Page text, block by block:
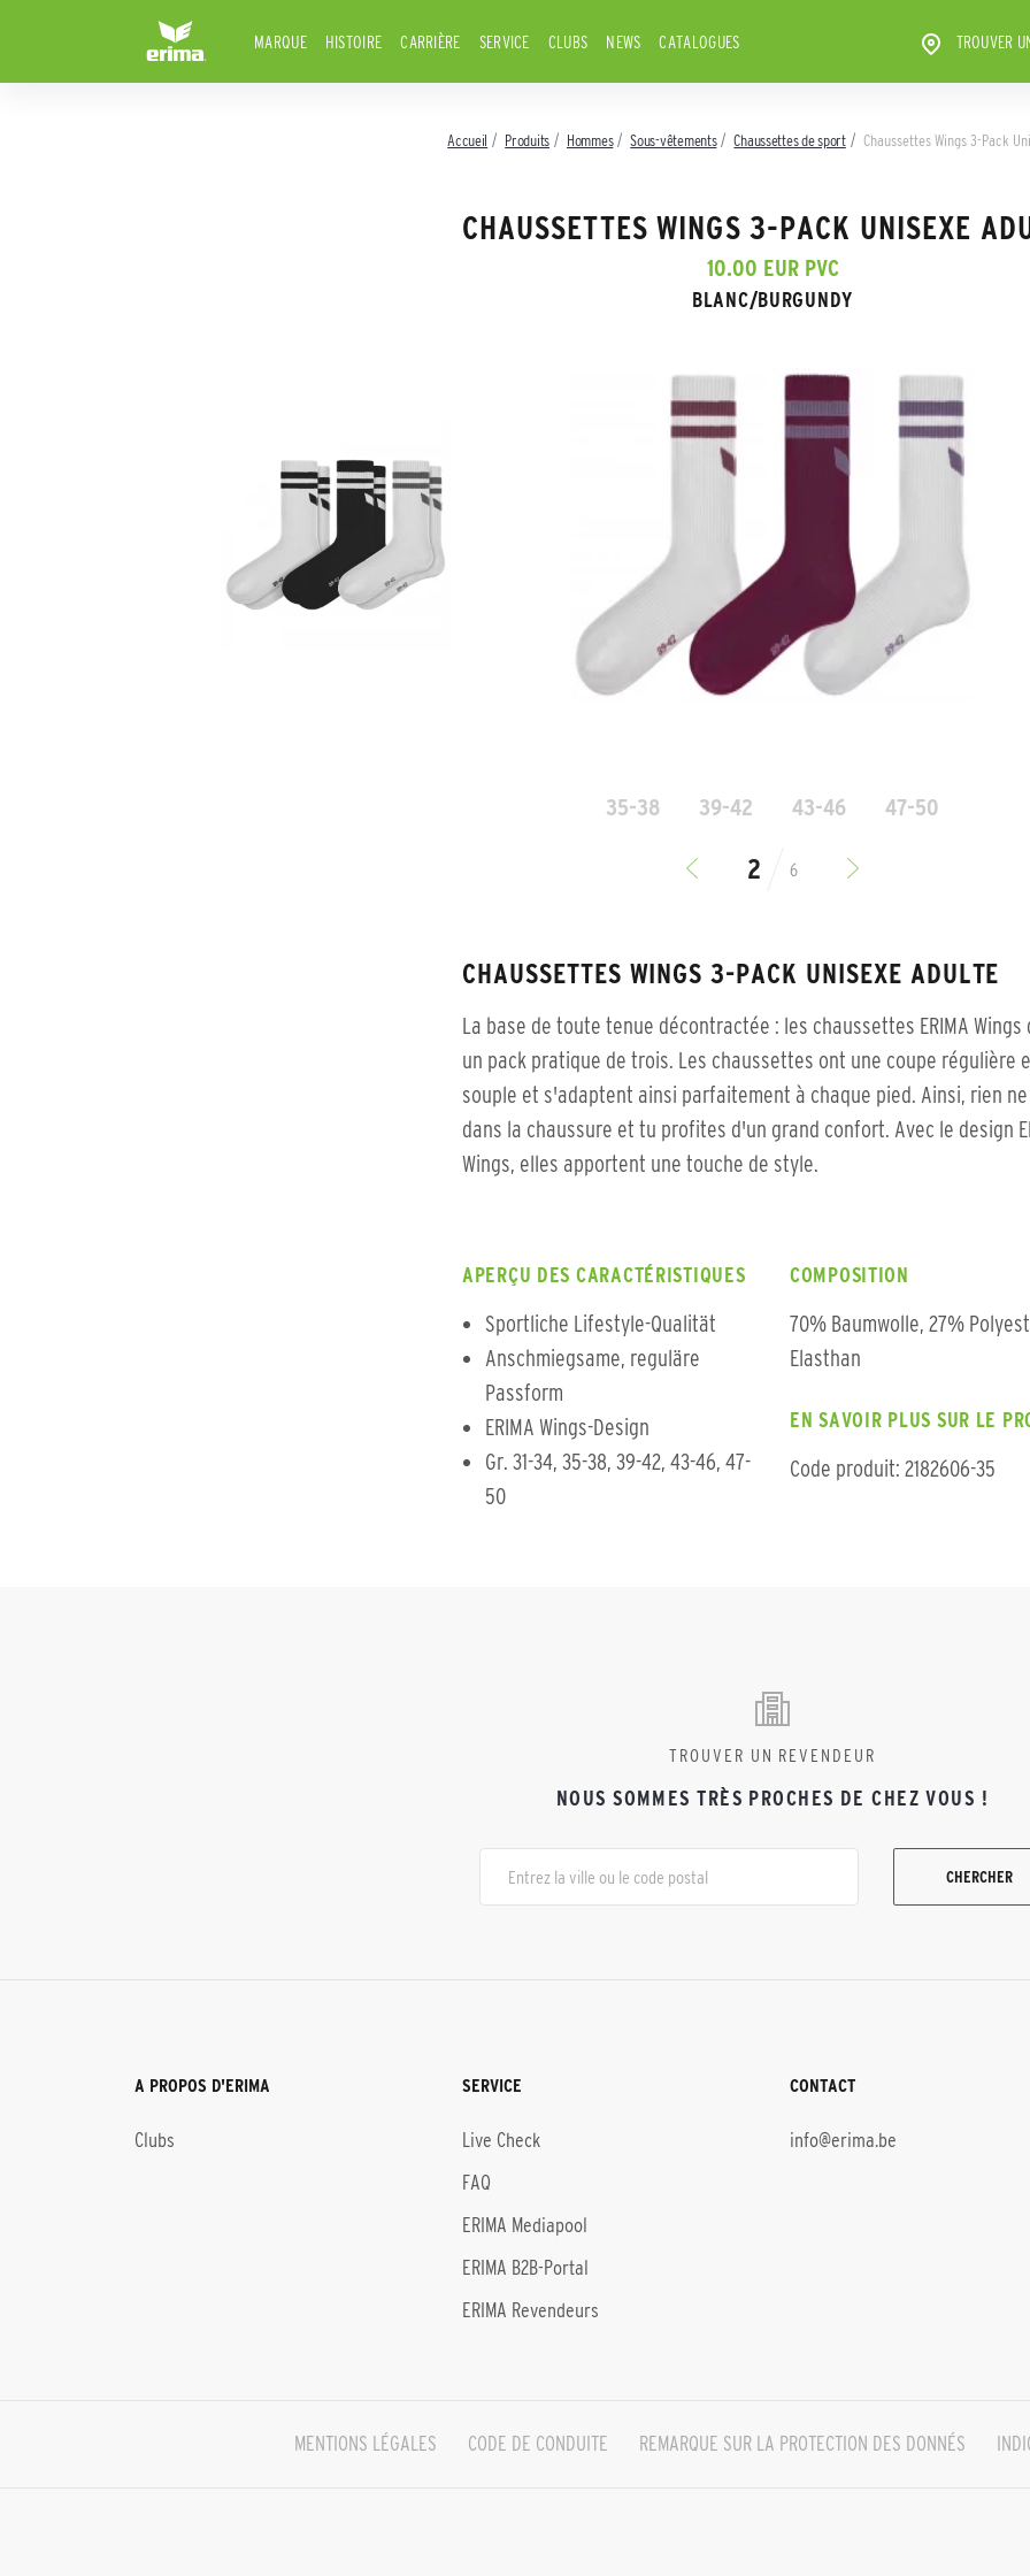
MARQUE HISTOIRE CARRIÈRE SERVICE CLUBS NEWS CATALOGUES TROUVER
Accueil Produits Hommes Sous-vêtements Chaussettes de sport Chaussettes Wings 3-Pack
CHAUSSETTES WINGS 3-PACK UNISEXE
10.00 EUR PVC
BLANC/BURGUNDY
35-38 39-42 43-46 47-50
6
CHAUSSETTES WINGS 3-PACK UNISEXE ADULTE
La base de toute tenue décontractée : les chaussettes ERIMA Wings
un pack pratique de trois. Les chaussettes ont une coupe régulière
souple et s'adaptent ainsi parfaitement à chaque pied. Ainsi, rien
dans la chaussure et tu profites d'un grand confort. Avec le design
Wings, elles apportent une touche de style.
APERÇU DES CARACTÉRISTIQUES
Sportliche Lifestyle-Qualität
Anschmiegsame, reguläre
Passform
ERIMA Wings-Design
Gr. 31-34, 35-38, 39-42, 43-46, 47-
50
COMPOSITION
70% Baumwolle, 27%
Elasthan
EN SAVOIR PLUS SUR LE
Code produit: 2182606-35
TROUVER UN REVENDEUR
NOUS SOMMES TRÈS PROCHES DE CHEZ VOUS !
CHERCHER
A PROPOS D'ERIMA
Clubs
SERVICE
Live Check
FAQ
ERIMA Mediapool
ERIMA B2B-Portal
ERIMA Revendeurs
CONTACT
info@erima.be
MENTIONS LÉGALES CODE DE CONDUITE REMARQUE SUR LA PROTECTION DES DONNÉS